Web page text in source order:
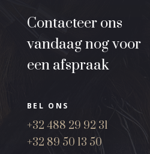
Contacteer ons
vandaag nog voor
een afspraak
BEL ONS
+32 488 29 92 31
+32 89 50 13 50